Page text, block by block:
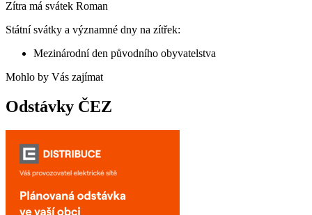
Zítra má svátek Roman
Státní svátky a významné dny na zítřek:
Mezinárodní den původního obyvatelstva
Mohlo by Vás zajímat
Odstávky ČEZ